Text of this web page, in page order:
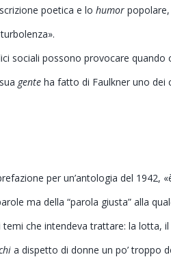
poetica e lo humorpopolare,
sociali possono provocare quando
genteha fatto di Faulkner uno dei
per un’antologia del 1942,
ma della “parola giusta” alla
che intendeva trattare: la lotta,
a dispetto di donne un po’ troppo